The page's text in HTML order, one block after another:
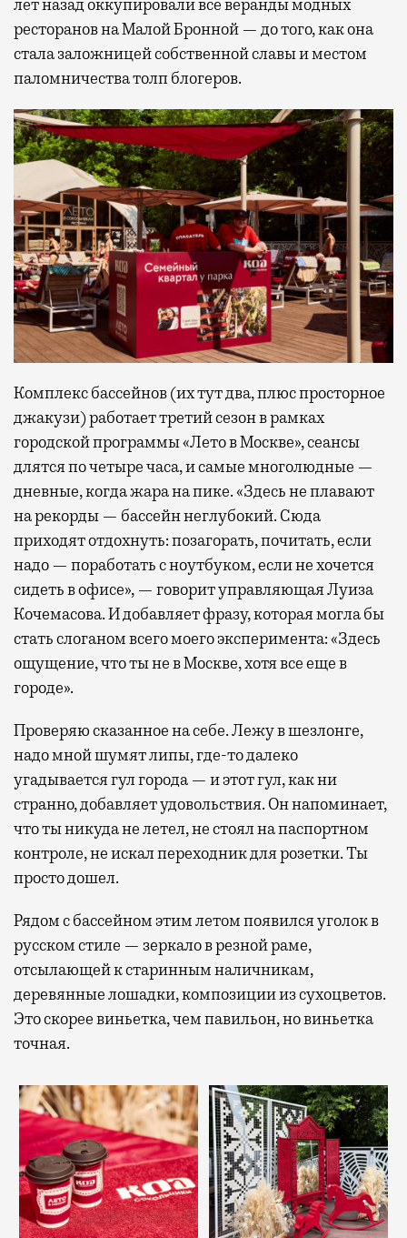
лет назад оккупировали все веранды модных
ресторанов на Малой Бронной — до того, как она
стала заложницей собственной славы и местом
паломничества толп блогеров.
Комплекс бассейнов (их тут два, плюс просторное
джакузи) работает третий сезон в рамках
городской программы «Лето в Москве», сеансы
длятся по четыре часа, и самые многолюдные —
дневные, когда жара на пике. «Здесь не плавают
на рекорды — бассейн неглубокий. Сюда
приходят отдохнуть: позагорать, почитать, если
надо — поработать с ноутбуком, если не хочется
сидеть в офисе», — говорит управляющая Луиза
Кочемасова. И добавляет фразу, которая могла бы
стать слоганом всего моего эксперимента: «Здесь
ощущение, что ты не в Москве, хотя все еще в
городе».
Проверяю сказанное на себе. Лежу в шезлонге,
надо мной шумят липы, где-то далеко
угадывается гул города — и этот гул, как ни
странно, добавляет удовольствия. Он напоминает,
что ты никуда не летел, не стоял на паспортном
контроле, не искал переходник для розетки. Ты
просто дошел.
Рядом с бассейном этим летом появился уголок в
русском стиле — зеркало в резной раме,
отсылающей к старинным наличникам,
деревянные лошадки, композиции из сухоцветов.
Это скорее виньетка, чем павильон, но виньетка
точная.